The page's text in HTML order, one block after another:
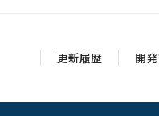
更新履歴 開